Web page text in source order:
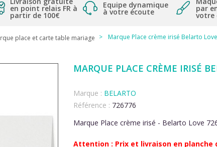
en point relais FR à
partir de 100€
Equipe dynamique
à votre écoute par
votre
place et carte table mariage Marque Place crème irisé Belarto
MARQUE PLACE CRÈME IRISÉ
Marque : BELARTO
Référence : 726776
Marque Place crème irisé - Belarto Love
Attention : Prix et livraison en planche